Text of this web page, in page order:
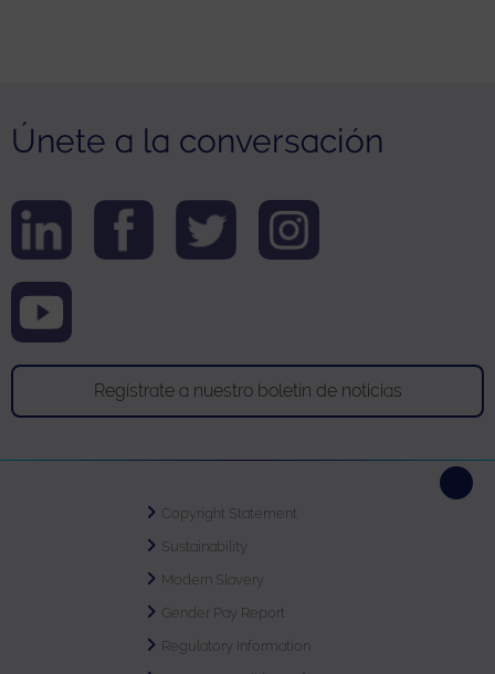
Únete a la conversación
Regístrate a nuestro boletín de noticias
Copyright Statement
Sustainability
Modern Slavery
Gender Pay Report
Regulatory Information